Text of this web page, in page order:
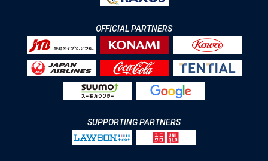
OFFICIAL PARTNERS
SUPPORTING PARTNERS